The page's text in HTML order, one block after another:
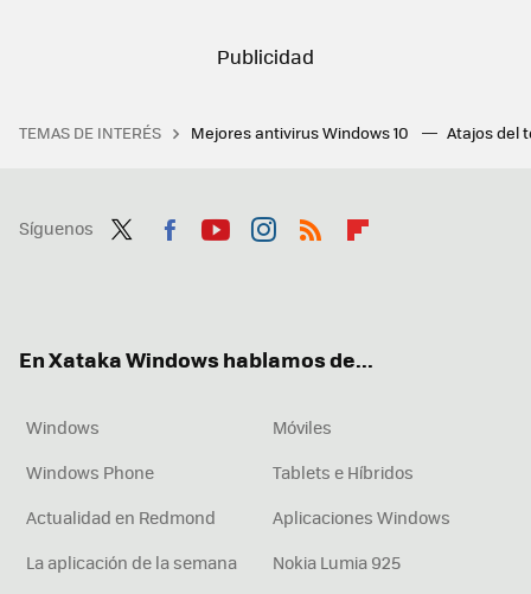
TEMAS DE INTERÉS Mejores antivirus Windows 10 Atajos del
Síguenos
En Xataka Windows hablamos de...
Windows
Móviles
Windows Phone
Tablets e Híbridos
Actualidad en Redmond
Aplicaciones Windows
La aplicación de la semana
Nokia Lumia 925